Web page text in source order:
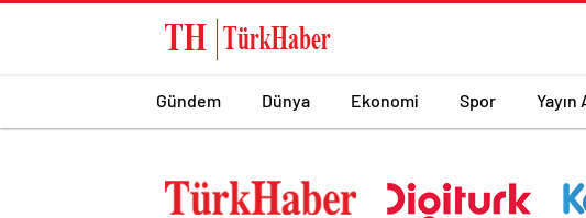
Gündem Dünya Ekonomi Spor Yayın